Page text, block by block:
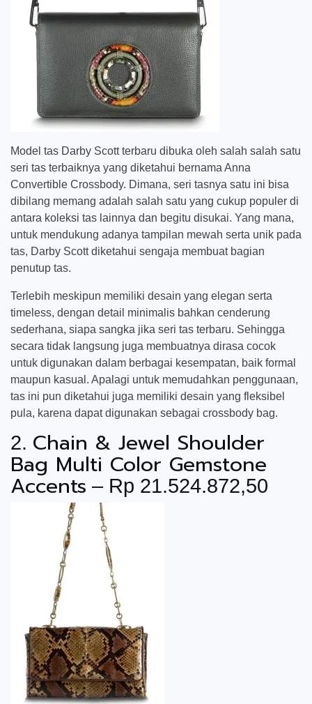
Model tas Darby Scott terbaru dibuka oleh salah salah satu
seri tas terbaiknya yang diketahui bernama Anna
Convertible Crossbody. Dimana, seri tasnya satu ini bisa
dibilang memang adalah salah satu yang cukup populer di
antara koleksi tas lainnya dan begitu disukai. Yang mana,
untuk mendukung adanya tampilan mewah serta unik pada
tas, Darby Scott diketahui sengaja membuat bagian
penutup tas.
Terlebih meskipun memiliki desain yang elegan serta
timeless, dengan detail minimalis bahkan cenderung
sederhana, siapa sangka jika seri tas terbaru. Sehingga
secara tidak langsung juga membuatnya dirasa cocok
untuk digunakan dalam berbagai kesempatan, baik formal
maupun kasual. Apalagi untuk memudahkan penggunaan,
tas ini pun diketahui juga memiliki desain yang fleksibel
pula, karena dapat digunakan sebagai crossbody bag.
2. Chain & Jewel Shoulder
Bag Multi Color Gemstone
Accents – Rp 21.524.872,50